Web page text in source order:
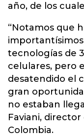
año, de los
“Notamos que
tecnologías de
celulares, pero
desatendido el
gran
no estaban
Faviani,
Colombia.